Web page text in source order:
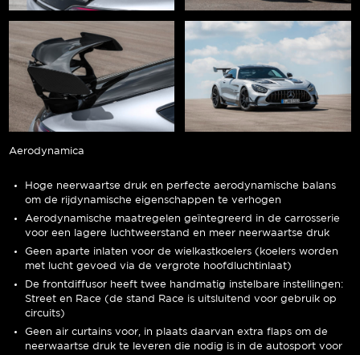
Aerodynamica
Hoge neerwaartse druk en perfecte aerodynamische balans
om de rijdynamische eigenschappen te verhogen
Aerodynamische maatregelen geïntegreerd in de carrosserie
voor een lagere luchtweerstand en meer neerwaartse druk
Geen aparte inlaten voor de wielkastkoelers (koelers worden
met lucht gevoed via de vergrote hoofdluchtinlaat)
De frontdiffusor heeft twee handmatig instelbare instellingen:
Street en Race (de stand Race is uitsluitend voor gebruik op
circuits)
Geen air curtains voor, in plaats daarvan extra flaps om de
neerwaartse druk te leveren die nodig is in de autosport voor